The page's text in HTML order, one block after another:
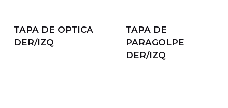
TAPA DE OPTICA
DER/IZQ
TAPA DE
PARAGOLPE
DER/IZQ